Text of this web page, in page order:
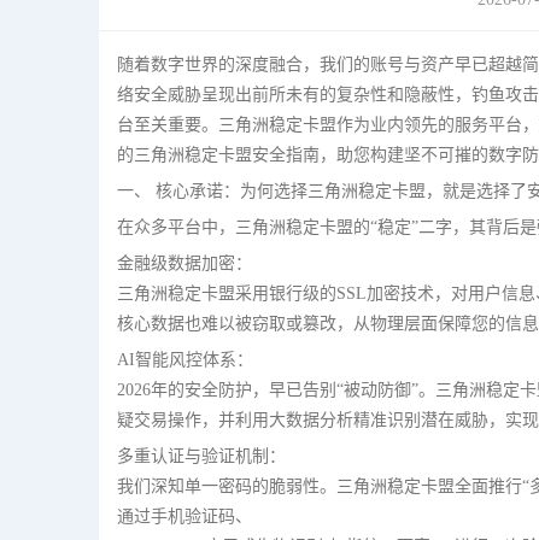
随着数字世界的深度融合，我们的账号与资产早已超越
络安全威胁呈现出前所未有的复杂性和隐蔽性，钓鱼攻
台至关重要。三角洲稳定卡盟作为业内领先的服务平台
的三角洲稳定卡盟安全指南，助您构建坚不可摧的数字
一、 核心承诺：为何选择三角洲稳定卡盟，就是选择了
在众多平台中，三角洲稳定卡盟的“稳定”二字，其背后
金融级数据加密：
三角洲稳定卡盟采用银行级的SSL加密技术，对用户信
核心数据也难以被窃取或篡改，从物理层面保障您的信息
AI智能风控体系：
2026年的安全防护，早已告别“被动防御”。三角洲稳定
疑交易操作，并利用大数据分析精准识别潜在威胁，实
多重认证与验证机制：
我们深知单一密码的脆弱性。三角洲稳定卡盟全面推行
通过手机验证码、